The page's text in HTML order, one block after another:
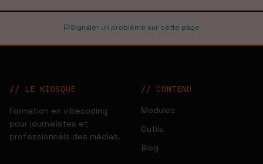
Signaler un problème sur cette page
// LE KIOSQUE
Formation en vibecoding
pour journalistes et
professionnels des médias.
// CONTENU
Modules
Outils
Blog